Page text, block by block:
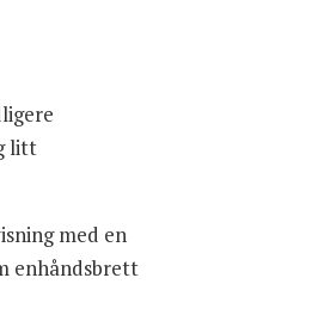
litt
med en
enhåndsbrett